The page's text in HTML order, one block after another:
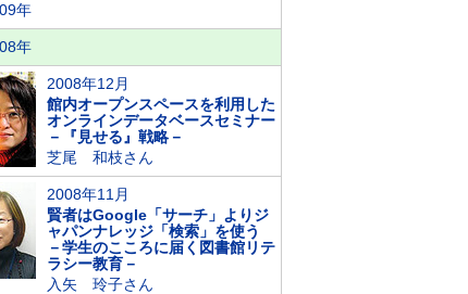
年
年
2008年12月
館内オープンスペースを利用した
オンラインデータベースセミナー
－『見せる』戦略－
芝尾 和枝さん
2008年11月
賢者はGoogle「サーチ」よりジ
ャパンナレッジ「検索」を使う
－学生のこころに届く図書館リテ
ラシー教育－
入矢 玲子さん